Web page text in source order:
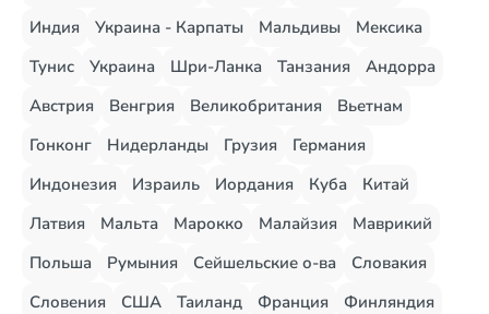
Индия
Украина - Карпаты Мальдивы
Мексика
Тунис
Украина Шри-Ланка Танзания
Андорра
Австрия
Венгрия Великобритания
Вьетнам
Гонконг
Нидерланды Грузия
Германия
Индонезия
Израиль Иордания Куба
Китай
Латвия
Мальта Марокко Малайзия
Маврикий
Польша
Румыния Сейшельские о-ва
Словакия
Словения
США Таиланд Франция
Финляндия